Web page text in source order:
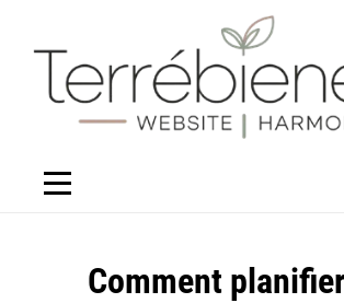
contenu
Comment
Navigation